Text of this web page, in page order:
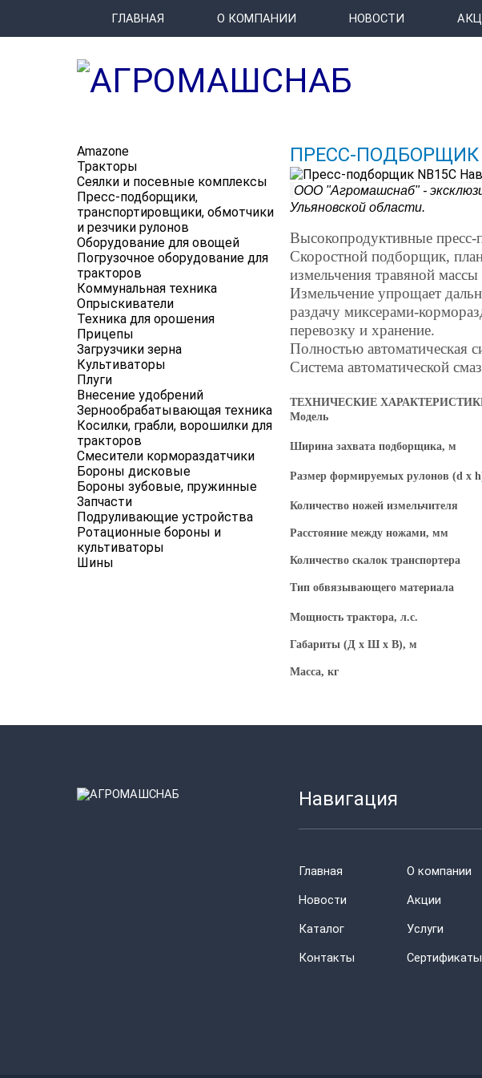
ГЛАВНАЯ О КОМПАНИИ НОВОСТИ
Amazone
Тракторы
Сеялки и посевные комплексы
Пресс-подборщики,
транспортировщики, обмотчики
и резчики рулонов
Оборудование для овощей
Погрузочное оборудование для
тракторов
Коммунальная техника
Опрыскиватели
Техника для орошения
Прицепы
Загрузчики зерна
Культиваторы
Плуги
Внесение удобрений
Зернообрабатывающая техника
Косилки, грабли, ворошилки для
тракторов
Смесители кормораздатчики
Бороны дисковые
Бороны зубовые, пружинные
Запчасти
Подруливающие устройства
Ротационные бороны и
культиваторы
Шины
ПРЕСС-ПОДБОРЩИК
ООО "Агромашснаб" -
Ульяновской области.
Высокопродуктивные
Скоростной подборщик,
измельчения травяной
Измельчение упрощает
раздачу миксерами-
перевозку и хранение.
Полностью автоматическая
Система автоматической
ТЕХНИЧЕСКИЕ
Модель
Ширина захвата подборщика,
Размер формируемых
Количество ножей измельчителя
Расстояние между ножами, мм
Количество скалок транспортера
Тип обвязывающего материала
Мощность трактора, л.с.
Габариты (Д х Ш х В), м
Масса, кг
Навигация
Главная
О компании
Новости
Акции
Каталог
Услуги
Контакты
Сертификаты